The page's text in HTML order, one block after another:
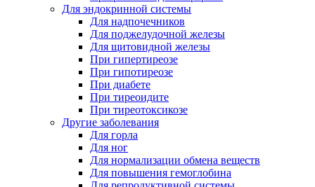
Для эндокринной системы
Для надпочечников
Для поджелудочной железы
Для щитовидной железы
При гипертиреозе
При гипотиреозе
При диабете
При тиреоидите
При тиреотоксикозе
Другие заболевания
Для горла
Для ног
Для нормализации обмена веществ
Для повышения гемоглобина